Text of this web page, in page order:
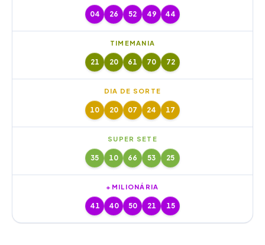
04 26 52 49 44
TIMEMANIA
21 20 61 70 72
DIA DE SORTE
10 20 07 24 17
SUPER SETE
35 10 66 53 25
+MILIONÁRIA
41 40 50 21 15